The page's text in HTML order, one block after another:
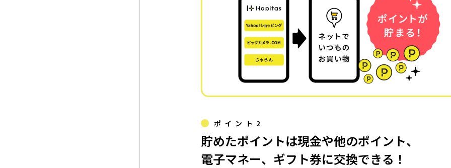
ポイント2
貯めたポイントは現金や他のポイント、
電子マネー、ギフト券に交換できる！